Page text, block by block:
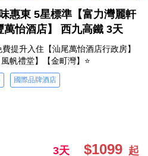
惠東 5星標準【富力灣麗軒
怡酒店】 西九高鐵 3天
提升入住【汕尾萬怡酒店行政房】
帆禮堂】【金町灣】⭐
國際品牌酒店
3天 $1099 起